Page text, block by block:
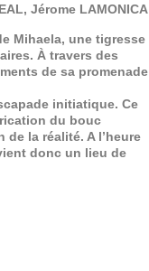
Jérome LAMONICA
Mihaela, une tigresse
À travers des
de sa promenade
initiatique. Ce
du bouc
la réalité. A l’heure
donc un lieu de